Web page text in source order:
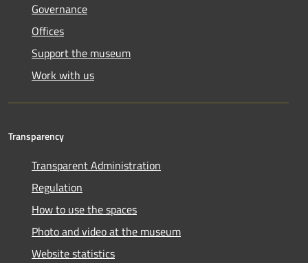
Governance
Offices
Support the museum
Work with us
Transparency
Transparent Administration
Regulation
How to use the spaces
Photo and video at the museum
Website statistics